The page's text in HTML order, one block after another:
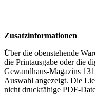
Zusatzinformationen
Über die obenstehende
die Printausgabe oder die
Gewandhaus-Magazins
Auswahl angezeigt. Die
nicht druckfähige PDF-